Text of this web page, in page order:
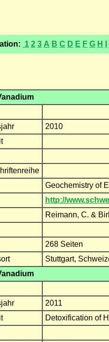
1 2 3 A B C D E F G H
2010
Geochemistry of
http://
Reimann, C. &
268 Seiten
Stuttgart,
2011
Detoxification of